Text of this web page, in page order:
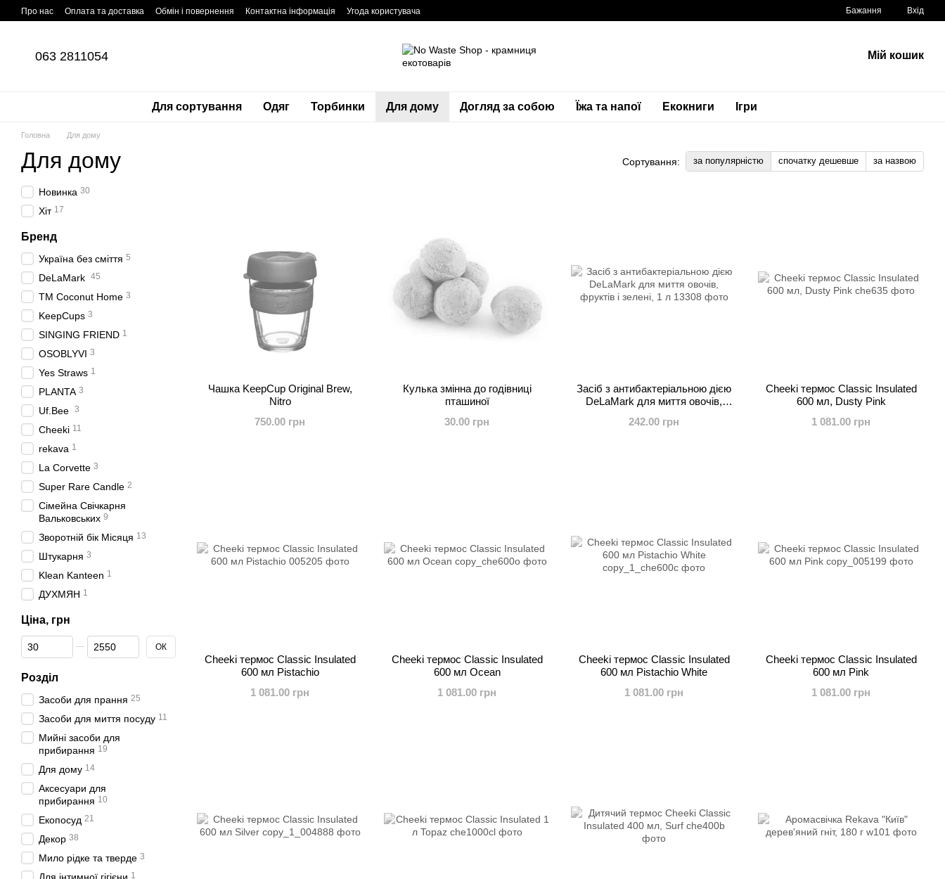
Перейти до основного контенту
Про нас Оплата та доставка Обмін і повернення Контактна інформація Угода користувача Бажання Вхід
063 2811054 Мій кошик
Для сортування Одяг Торбинки Для дому Догляд за собою Їжа та напої Екокниги Ігри
Головна Для дому
Для дому Сортування: за популярністю спочатку дешевше за назвою
Чашка KeepCup Original Brew,
Nitro
750.00 грн
Кулька змінна до годівниці
пташиної
30.00 грн
Засіб з антибактеріальною дією
DeLaMark для миття овочів,
242.00 грн
Cheeki термос Classic Insulated
600 мл, Dusty Pink
1 081.00 грн
Cheeki термос Classic Insulated
600 мл Pistachio
1 081.00 грн
Cheeki термос Classic Insulated
600 мл Ocean
1 081.00 грн
Cheeki термос Classic Insulated
600 мл Pistachio White
1 081.00 грн
Cheeki термос Classic Insulated
600 мл Pink
1 081.00 грн
Новинка 30
Хіт 17
Бренд
Україна без сміття 5
DeLaMark 45
ТМ Coconut Home 3
KeepCups 3
SINGING FRIEND 1
OSOBLYVI 3
Yes Straws 1
PLANTA 3
Uf.Bee 3
Cheeki 11
rekava 1
La Corvette 3
Super Rare Candle 2
Сімейна Свічкарня
Вальковських 9
Зворотній бік Місяця 13
Штукарня 3
Klean Kanteen 1
ДУХМЯН 1
Ціна, грн
Від Ціна, грн
До Ціна, грн ОК
Розділ
Засоби для прання 25
Засоби для миття посуду 11
Мийні засоби для
прибирання 19
Для дому 14
Аксесуари для
прибирання 10
Екопосуд 21
Декор 38
Мило рідке та тверде 3
1